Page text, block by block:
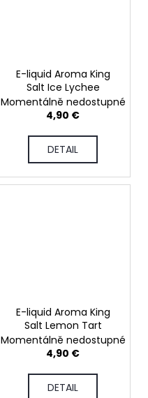
E-liquid Aroma King
Salt Ice Lychee
Momentálně nedostupné
4,90 €
DETAIL
E-liquid Aroma King
Salt Lemon Tart
Momentálně nedostupné
4,90 €
DETAIL